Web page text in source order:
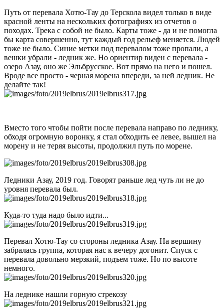
Путь от перевала Хотю-Тау до Терскола видел только в виде
красной ленты на нескольких фотографиях из отчетов о
походах. Трека с собой не было. Карты тоже - да и не помогла
бы карта совершенно, тут каждый год рельеф меняется. Людей
тоже не было. Синие метки под перевалом тоже пропали, а
вешки убрали - ледник же. Но ориентир виден с перевала -
озеро Азау, оно же Эльбрусское. Вот прямо на него и пошел.
Вроде все просто - черная морена впереди, за ней ледник. Не
делайте так!
Вместо того чтобы пойти после перевала направо по леднику,
обходя огромную воронку, я стал обходить ее левее, вышел на
морену и не теряя высоты, продолжил путь по морене.
Ледники Азау, 2019 год. Говорят раньше лед чуть ли не до
уровня перевала был.
Куда-то туда надо было идти...
Перевал Хотю-Тау со стороны ледника Азау. На вершину
забралась группа, которая нас к вечеру догонит. Спуск с
перевала довольно мерзкий, подъем тоже. Но по высоте
немного.
На леднике нашли горную стрекозу